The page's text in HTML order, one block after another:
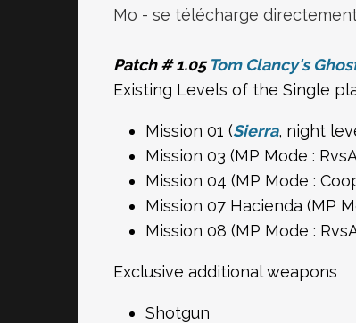
Mo - se télécharge
Patch # 1.05 Tom Clancy's
Existing Levels of the Single
Mission 01 (Sierra, night
Mission 03 (MP Mode :
Mission 04 (MP Mode :
Mission 07 Hacienda (MP
Mission 08 (MP Mode :
Exclusive additional weapons
Shotgun